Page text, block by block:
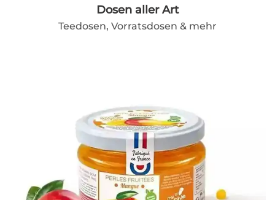
Dosen aller Art
Teedosen, Vorratsdosen & mehr